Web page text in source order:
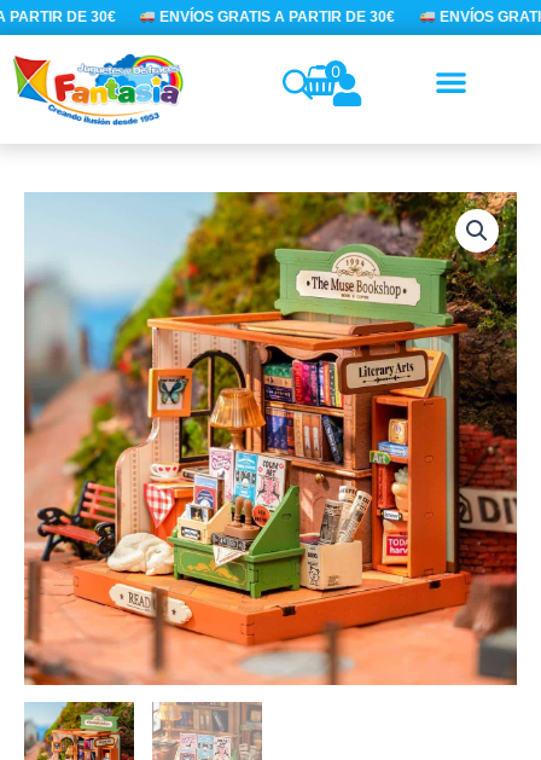
Ir
al
contenido
DE 30€ ENVÍOS GRATIS A PARTIR DE 30€ ENVÍOS
0